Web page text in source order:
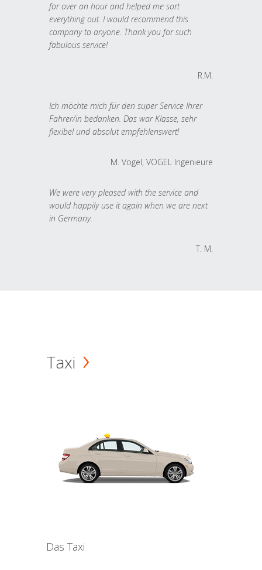
for over an hour and helped me sort
everything out. I would recommend this
company to anyone. Thank you for such
fabulous service!
R.M.
Ich möchte mich für den super Service Ihrer
Fahrer/in bedanken. Das war Klasse, sehr
flexibel und absolut empfehlenswert!
M. Vogel, VOGEL Ingenieure
We were very pleased with the service and
would happily use it again when we are next
in Germany.
T. M.
Taxi
Das Taxi